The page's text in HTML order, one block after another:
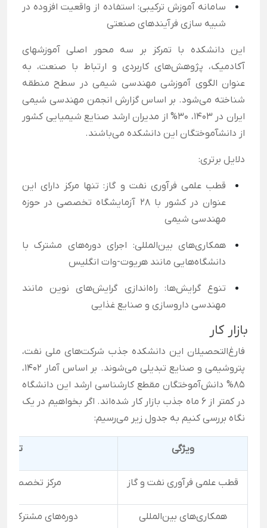
سامانه آموزش ترکیبی: استفاده از واقعیت افزوده در
شبیه سازی فرآیندهای صنعتی
این دانشکده با تمرکز بر سه محور اصلی آموزشهای
آکادمیک، پژوهش‌های کاربردی و ارتباط با صنعت، به
عنوان الگوی آموزشی مهندسی شیمی در سطح منطقه
شناخته می‌شود. بر اساس گزارش انجمن مهندسی شیمی
ایران در ۱۴۰۳، ۳۰% از مدیران ارشد صنایع شیمیایی کشور
از دانشآموختگان این دانشکده می‌باشند.
دلایل برتری:
قطب علمی فرآوری نفت و گاز: تنها مرکز دارای این
عنوان در کشور با ۲۸ آزمایشگاه تخصصی در حوزه
مهندسی شیمی
همکاری‌های بین‌المللی: اجرای دوره‌های مشترک با
دانشگاه‌هایی مانند هریوت-وات انگلیس
تنوع گرایش‌ها: راه‌اندازی گرایش‌های نوین مانند
مهندسی داروسازی و صنایع غذایی
بازار کار
فارغ‌التحصیلان این دانشکده جذب شرکت‌های ملی نفت،
پتروشیمی و صنایع تبدیلی می‌شوند. بر اساس آمار ۱۴۰۲،
۸۵% دانش‌آموختگان مقطع کارشناسی ارشد این دانشگاه
در کمتر از ۶ ماه جذب بازار کار شده‌اند. اگر بخواهیم در یک
نگاه بررسی کنیم به جدول زیر می‌رسیم:
ویژگی
قطب علمی فرآوری نفت و گاز مرکز تخصصی با ۲۸
همکاری‌های بین‌المللی دوره‌های مشترک با